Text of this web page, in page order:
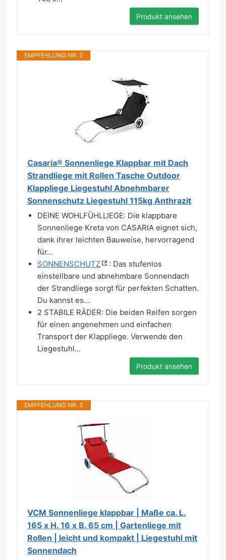
Produkt ansehen
EMPFEHLUNG NR. 2
Casaria® Sonnenliege Klappbar mit Dach
Strandliege mit Rollen Tasche Outdoor
Klappliege Liegestuhl Abnehmbarer
Sonnenschutz Liegestuhl 115kg Anthrazit
DEINE WOHLFÜHLLIEGE: Die klappbare
Sonnenliege Kreta von CASARIA eignet sich,
dank ihrer leichten Bauweise, hervorragend
für...
SONNENSCHUTZ
: Das stufenlos
einstellbare und abnehmbare Sonnendach
der Strandliege sorgt für perfekten Schatten.
Du kannst es...
2 STABILE RÄDER: Die beiden Reifen sorgen
für einen angenehmen und einfachen
Transport der Klappliege. Verwende den
Liegestuhl...
Produkt ansehen
EMPFEHLUNG NR. 3
VCM Sonnenliege klappbar | Maße ca. L.
165 x H. 16 x B. 65 cm | Gartenliege mit
Rollen | leicht und kompakt | Liegestuhl mit
Sonnendach